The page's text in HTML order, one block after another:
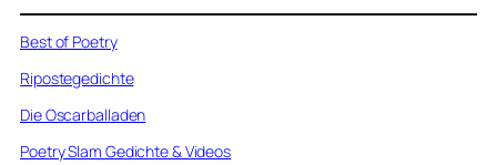
Best of Poetry
Ripostegedichte
Die Oscarballaden
Poetry Slam Gedichte & Videos